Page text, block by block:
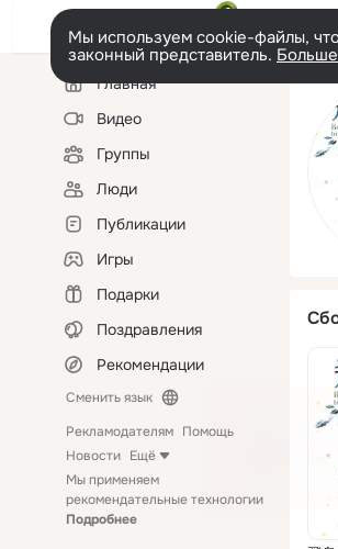
Мы используем cookie-файлы,
законный представитель.
Левая
колонкаГлавная
Видео
Группы
Люди
Публикации
Игры
Подарки
Поздравления
Рекомендации
Сменить язык
Рекламодателям Помощь
Новости Ещё
Мы применяем
рекомендательные технологии
Подробнее